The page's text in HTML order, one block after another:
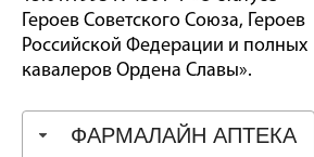
Героев Советского Союза, Героев
Российской Федерации и полных
кавалеров Ордена Славы».
ФАРМАЛАЙН АПТЕКА